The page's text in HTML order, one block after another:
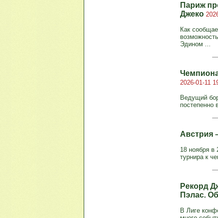
Париж
Джеко
Как
Эдином ...
2026-01-11
Ведущий
постепенно
Австрия
18 ноября в
турнира к
Рекорд
Пэлас.
В Лиге